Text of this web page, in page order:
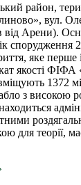
район,
вул.
від Арени).
спорудження
яке перше
якості
1372
з високою
для теорії,